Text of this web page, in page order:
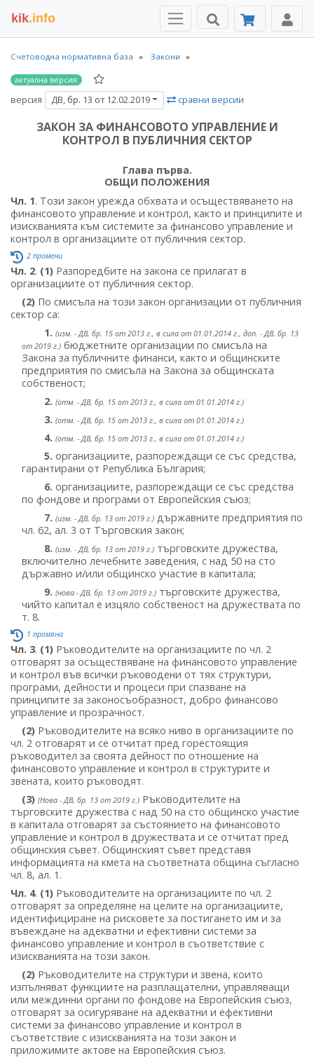
kik.info
Счетоводна нормативна база Закони
актуална версия
версия ДВ, бр. 13 от 12.02.2019 сравни версии
ЗАКОН ЗА ФИНАНСОВОТО УПРАВЛЕНИЕ И
КОНТРОЛ В ПУБЛИЧНИЯ СЕКТОР
Глава първа.
ОБЩИ ПОЛОЖЕНИЯ
Чл. 1. Този закон урежда обхвата и осъществяването на
финансовото управление и контрол, както и принципите и
изискванията към системите за финансово управление и
контрол в организациите от публичния сектор.
2 промени
Чл. 2. (1) Разпоредбите на закона се прилагат в
организациите от публичния сектор.
(2) По смисъла на този закон организации от публичния
сектор са:
1. (изм. - ДВ, бр. 15 от 2013 г., в сила от 01.01.2014 г., доп. - ДВ, бр. 13
от 2019 г.) бюджетните организации по смисъла на
Закона за публичните финанси, както и общинските
предприятия по смисъла на Закона за общинската
собственост;
2. (отм. - ДВ, бр. 15 от 2013 г., в сила от 01.01.2014 г.)
3. (отм. - ДВ, бр. 15 от 2013 г., в сила от 01.01.2014 г.)
4. (отм. - ДВ, бр. 15 от 2013 г., в сила от 01.01.2014 г.)
5. организациите, разпореждащи се със средства,
гарантирани от Република България;
6. организациите, разпореждащи се със средства
по фондове и програми от Европейския съюз;
7. (изм. - ДВ, бр. 13 от 2019 г.) държавните предприятия по
чл. 62, ал. 3 от Търговския закон;
8. (изм. - ДВ, бр. 13 от 2019 г.) търговските дружества,
включително лечебните заведения, с над 50 на сто
държавно и/или общинско участие в капитала;
9. (нова - ДВ, бр. 13 от 2019 г.) търговските дружества,
чийто капитал е изцяло собственост на дружествата по
т. 8.
1 промяна
Чл. 3. (1) Ръководителите на организациите по чл. 2
отговарят за осъществяване на финансовото управление
и контрол във всички ръководени от тях структури,
програми, дейности и процеси при спазване на
принципите за законосъобразност, добро финансово
управление и прозрачност.
(2) Ръководителите на всяко ниво в организациите по
чл. 2 отговарят и се отчитат пред горестоящия
ръководител за своята дейност по отношение на
финансовото управление и контрол в структурите и
звената, които ръководят.
(3) (Нова - ДВ, бр. 13 от 2019 г.) Ръководителите на
търговските дружества с над 50 на сто общинско участие
в капитала отговарят за състоянието на финансовото
управление и контрол в дружествата и се отчитат пред
общинския съвет. Общинският съвет представя
информацията на кмета на съответната община съгласно
чл. 8, ал. 1.
Чл. 4. (1) Ръководителите на организациите по чл. 2
отговарят за определяне на целите на организациите,
идентифициране на рисковете за постигането им и за
въвеждане на адекватни и ефективни системи за
финансово управление и контрол в съответствие с
изискванията на този закон.
(2) Ръководителите на структури и звена, които
изпълняват функциите на разплащателни, управляващи
или междинни органи по фондове на Европейския съюз,
отговарят за осигуряване на адекватни и ефективни
системи за финансово управление и контрол в
съответствие с изискванията на този закон и
приложимите актове на Европейския съюз.